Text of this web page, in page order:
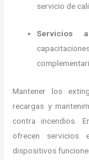
servicio de
Servicios
Mantener los
recargas y
contra incendios.
ofrecen servicios
dispositivos